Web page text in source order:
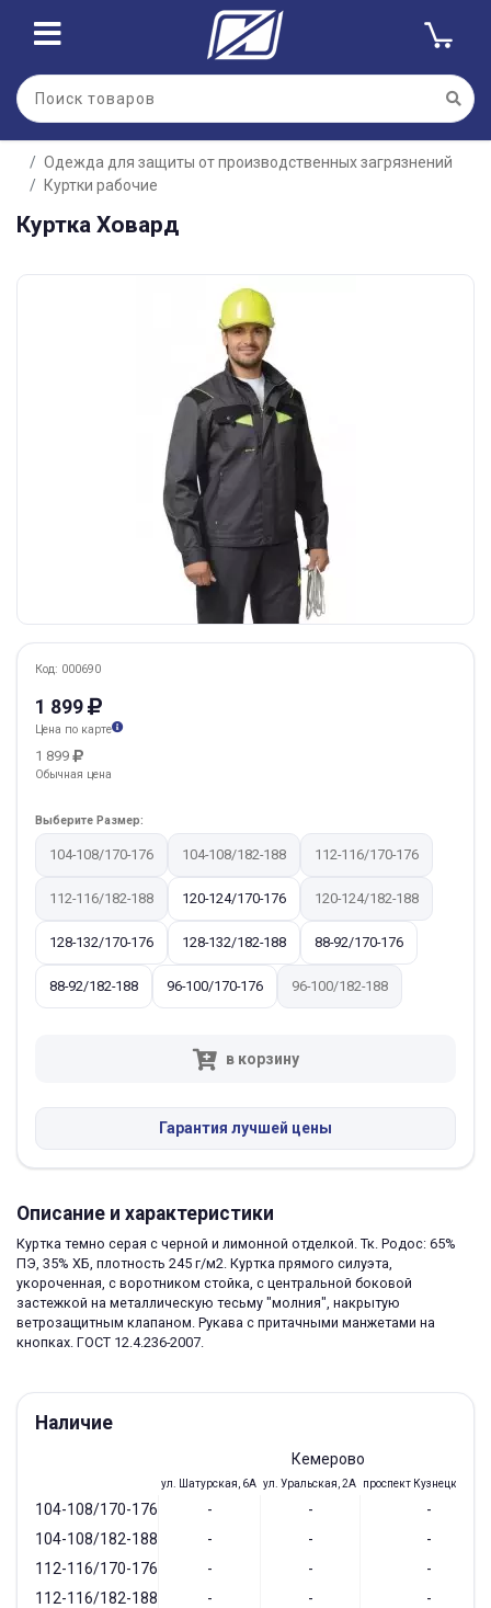
Одежда для защиты от производственных загрязнений
Куртки рабочие
Куртка Ховард
Код: 000690
1 899
Цена по карте
1 899
Обычная цена
Выберите Размер:
104-108/170-176 104-108/182-188 112-116/170-176
112-116/182-188 120-124/170-176 120-124/182-188
128-132/170-176 128-132/182-188 88-92/170-176
88-92/182-188 96-100/170-176 96-100/182-188
в корзину
Гарантия лучшей цены
Описание и характеристики
Куртка темно серая с черной и лимонной отделкой. Тк. Родос: 65%
ПЭ, 35% ХБ, плотность 245 г/м2. Куртка прямого силуэта,
укороченная, с воротником стойка, с центральной боковой
застежкой на металлическую тесьму "молния", накрытую
ветрозащитным клапаном. Рукава с притачными манжетами на
кнопках. ГОСТ 12.4.236-2007.
Наличие
Кемерово
ул. Шатурская, 6А ул. Уральская, 2А проспект Кузнецкий,
104-108/170-176 - -
-
104-108/182-188
- -
-
112-116/170-176
- -
-
112-116/182-188
- -
-